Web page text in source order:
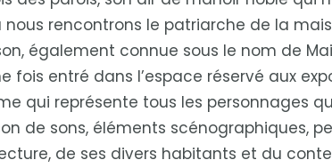
nous rencontrons le patriarche de la
également connue sous le nom de
fois entré dans l’espace réservé aux
qui représente tous les personnages
de sons, éléments scénographiques,
de ses divers habitants et du